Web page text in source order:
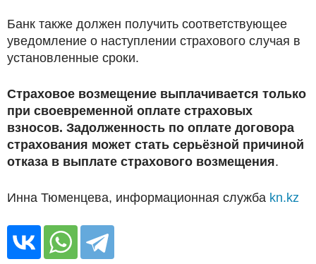
Банк также должен получить соответствующее
уведомление о наступлении страхового случая в
установленные сроки.
Страховое возмещение выплачивается только
при своевременной оплате страховых
взносов. Задолженность по оплате договора
страхования может стать серьёзной причиной
отказа в выплате страхового возмещения.
Инна Тюменцева, информационная служба kn.kz